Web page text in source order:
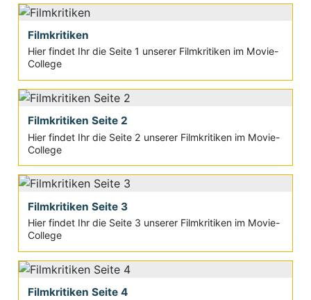
Filmkritiken
Hier findet Ihr die Seite 1 unserer Filmkritiken im Movie-
College
Filmkritiken Seite 2
Hier findet Ihr die Seite 2 unserer Filmkritiken im Movie-
College
Filmkritiken Seite 3
Hier findet Ihr die Seite 3 unserer Filmkritiken im Movie-
College
Filmkritiken Seite 4